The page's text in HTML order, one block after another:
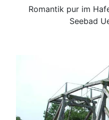
Romantik pur im
Seebad